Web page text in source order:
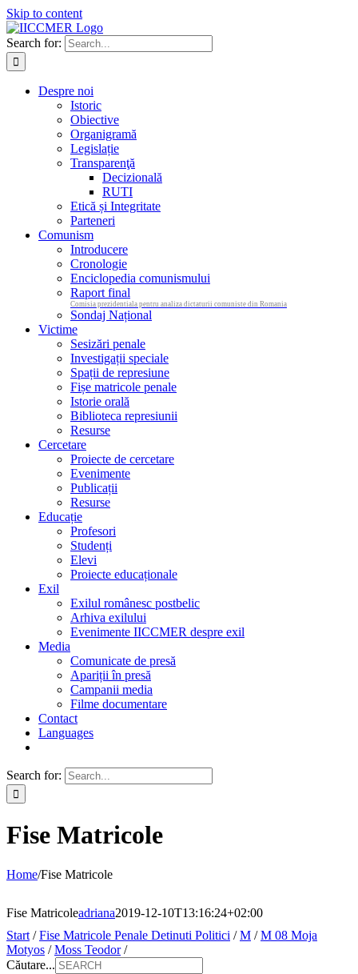
Skip to content
Search for:
Despre noi
Istoric
Obiective
Organigramă
Legislație
Transparenţă
Decizională
RUTI
Etică și Integritate
Parteneri
Comunism
Introducere
Cronologie
Enciclopedia comunismului
Raport final
Comisia prezidentiala pentru analiza dictaturii comuniste din Romania
Sondaj Național
Victime
Sesizări penale
Investigații speciale
Spații de represiune
Fișe matricole penale
Istorie orală
Biblioteca represiunii
Resurse
Cercetare
Proiecte de cercetare
Evenimente
Publicații
Resurse
Educație
Profesori
Studenți
Elevi
Proiecte educaționale
Exil
Exilul românesc postbelic
Arhiva exilului
Evenimente IICCMER despre exil
Media
Comunicate de presă
Apariții în presă
Campanii media
Filme documentare
Contact
Languages
Search for:
Fise Matricole
Home/Fise Matricole
Fise Matricoleadriana2019-12-10T13:16:24+02:00
Start /Fise Matricole Penale Detinuti Politici /M /M 08 Moja
Motyos /Moss Teodor/
Căutare...